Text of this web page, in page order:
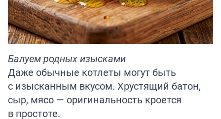
Балуем родных изысками
Даже обычные котлеты могут быть
с изысканным вкусом. Хрустящий батон,
сыр, мясо — оригинальность кроется
в простоте.